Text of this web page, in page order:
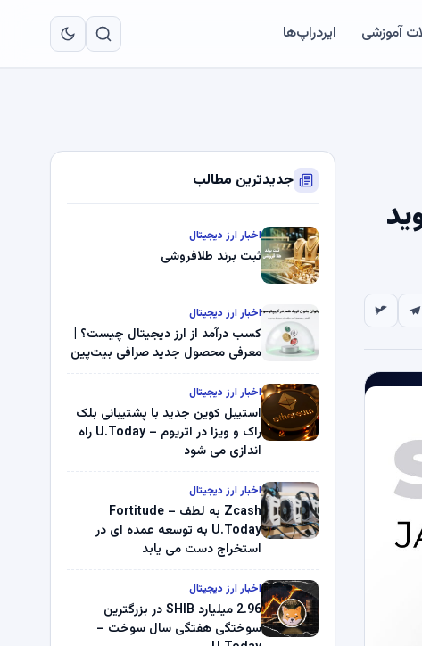
آموزشی ایردراپ‌ها
جدیدترین مطالب
اخبار ارز دیجیتال
ثبت برند طلافروشی
اخبار ارز دیجیتال
کسب درآمد از ارز دیجیتال چیست؟ |
معرفی محصول جدید صرافی بیت‌پین
اخبار ارز دیجیتال
استیبل کوین جدید با پشتیبانی بلک
راک و ویزا در اتریوم – U.Today راه
اندازی می شود
اخبار ارز دیجیتال
Zcash به لطف Fortitude –
U.Today به توسعه عمده ای در
استخراج دست می یابد
اخبار ارز دیجیتال
2.96 میلیارد SHIB در بزرگترین
سوختگی هفتگی سال سوخت –